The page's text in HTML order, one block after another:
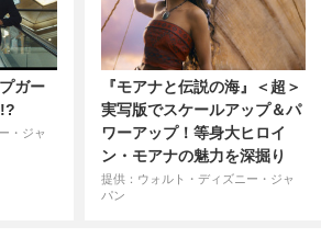
ガー
・ジャ
『モアナと伝説の海』＜超＞
実写版でスケールアップ＆パ
ワーアップ！等身大ヒロイ
ン・モアナの魅力を深掘り
提供：ウォルト・ディズニー・ジャ
パン